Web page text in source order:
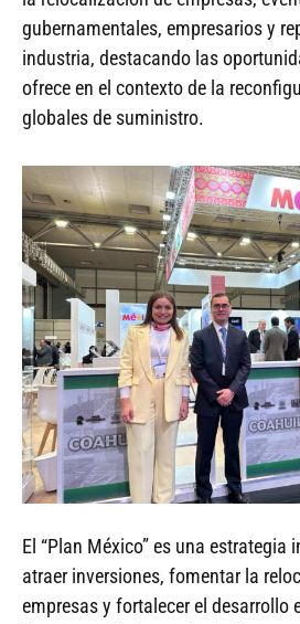
gubernamentales, empresarios y
industria, destacando las
ofrece en el contexto de la
globales de suministro.
El “Plan México” es una estrategia
atraer inversiones, fomentar la
empresas y fortalecer el desarrollo